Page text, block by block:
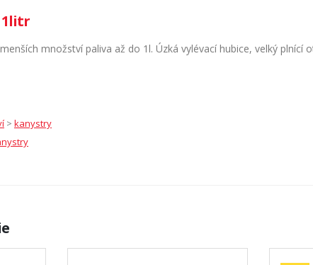
1litr
množství paliva až do 1l. Úzká vylévací hubice, velký plnící
> kanystry